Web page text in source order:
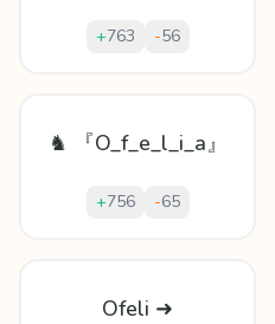
+763 -56
♞ 『O_f_e_l_i_a』
+756 -65
Ofeli ➜